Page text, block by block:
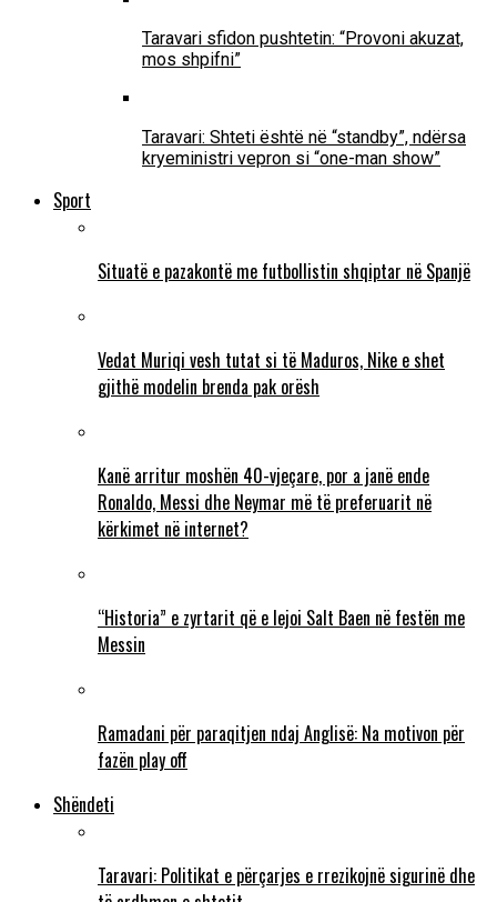
Taravari sfidon pushtetin: “Provoni akuzat,
mos shpifni”
Taravari: Shteti është në “standby”, ndërsa
kryeministri vepron si “one-man show”
Sport
Situatë e pazakontë me futbollistin shqiptar në Spanjë
Vedat Muriqi vesh tutat si të Maduros, Nike e shet
gjithë modelin brenda pak orësh
Kanë arritur moshën 40-vjeçare, por a janë ende
Ronaldo, Messi dhe Neymar më të preferuarit në
kërkimet në internet?
“Historia” e zyrtarit që e lejoi Salt Baen në festën me
Messin
Ramadani për paraqitjen ndaj Anglisë: Na motivon për
fazën play off
Shëndeti
Taravari: Politikat e përçarjes e rrezikojnë sigurinë dhe